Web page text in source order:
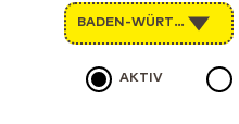
BADEN-WÜRTTEMBERG
AKTIV